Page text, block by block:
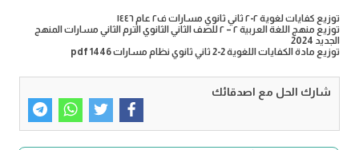
توزيع كفايات لغوية ٢-٢ ثاني ثانوي مسارات ف٢ عام ١٤٤٦
توزيع منهج اللغة العربية ٢ – ٢ للصف الثاني الثانوي الترم الثاني مسارات المنهج
الجديد 2024
توزيع مادة الكفايات اللغوية 2-2 ثاني ثانوي نظام مسارات pdf 1446
شارك الحل مع اصدقائك